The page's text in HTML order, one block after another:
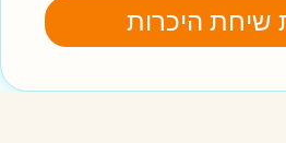
שיחת היכרות